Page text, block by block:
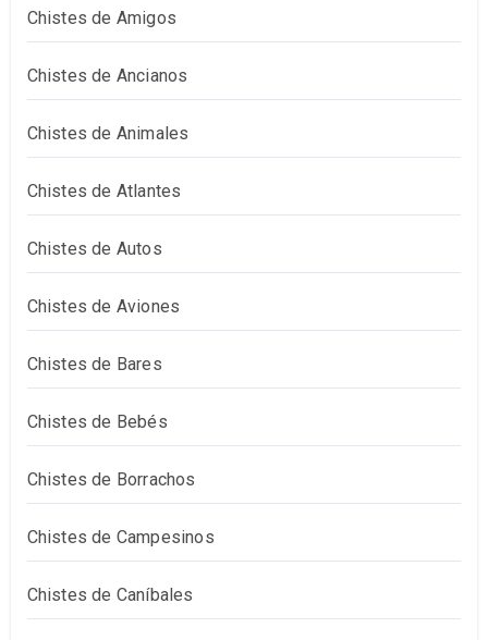
Chistes de Amigos
Chistes de Ancianos
Chistes de Animales
Chistes de Atlantes
Chistes de Autos
Chistes de Aviones
Chistes de Bares
Chistes de Bebés
Chistes de Borrachos
Chistes de Campesinos
Chistes de Caníbales